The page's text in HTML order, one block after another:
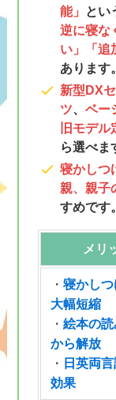
能」 とい
逆に寝な
い」「追
あります。
新型DX
ツ、ベー
旧モデル
ら選べま
寝かしつ
親、親子
すめです。
メリ
・寝かし
大幅短縮
・絵本の
から解放
・ 日英両
効果